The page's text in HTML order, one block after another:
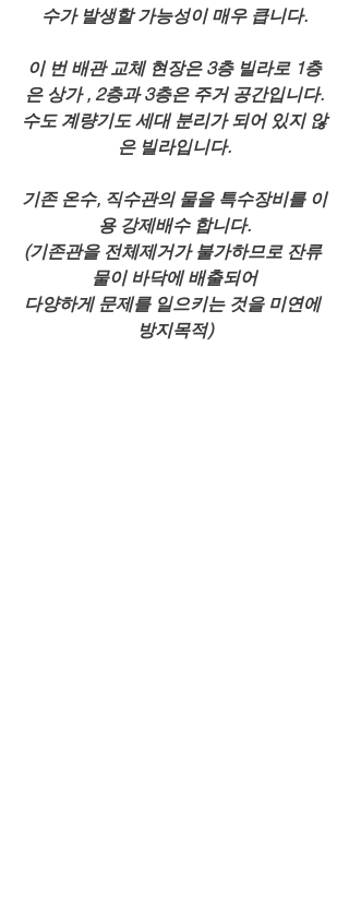
수가 발생할 가능성이 매우 큽니다.
이 번 배관 교체 현장은 3층 빌라로 1층
은 상가 , 2층과 3층은 주거 공간입니다.
수도 계량기도 세대 분리가 되어 있지 않
은 빌라입니다.
기존 온수, 직수관의 물을 특수장비를 이
용 강제배수 합니다.
(기존관을 전체제거가 불가하므로 잔류
물이 바닥에 배출되어
다양하게 문제를 일으키는 것을 미연에
방지목적)